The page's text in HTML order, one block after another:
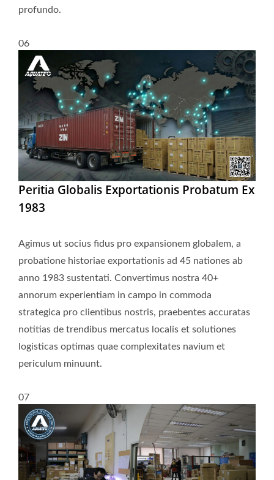
profundo.
06
Peritia Globalis Exportationis Probatum Ex
1983
Agimus ut socius fidus pro expansionem globalem, a
probatione historiae exportationis ad 45 nationes ab
anno 1983 sustentati. Convertimus nostra 40+
annorum experientiam in campo in commoda
strategica pro clientibus nostris, praebentes accuratas
notitias de trendibus mercatus localis et solutiones
logisticas optimas quae complexitates navium et
periculum minuunt.
07